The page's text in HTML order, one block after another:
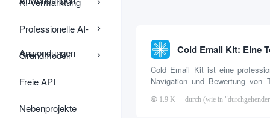
Professionelle AI-
Anwendungen
Grundmodell
Freie API
Nebenprojekte
Cold Email Kit ist eine
Navigation und Bewertung von
Cold Email Marketing
ab, die Probleme der
1.9 K durch (wie in